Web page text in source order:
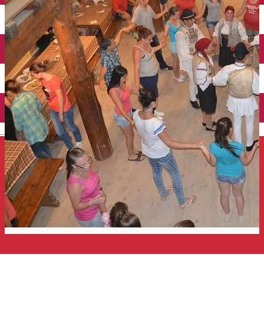
English
Închirieri auto
Închirieri de biciclete